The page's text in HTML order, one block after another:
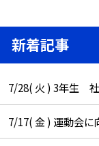
新着記事
7/28( 火 ) 3年生 社
7/17( 金 ) 運動会に